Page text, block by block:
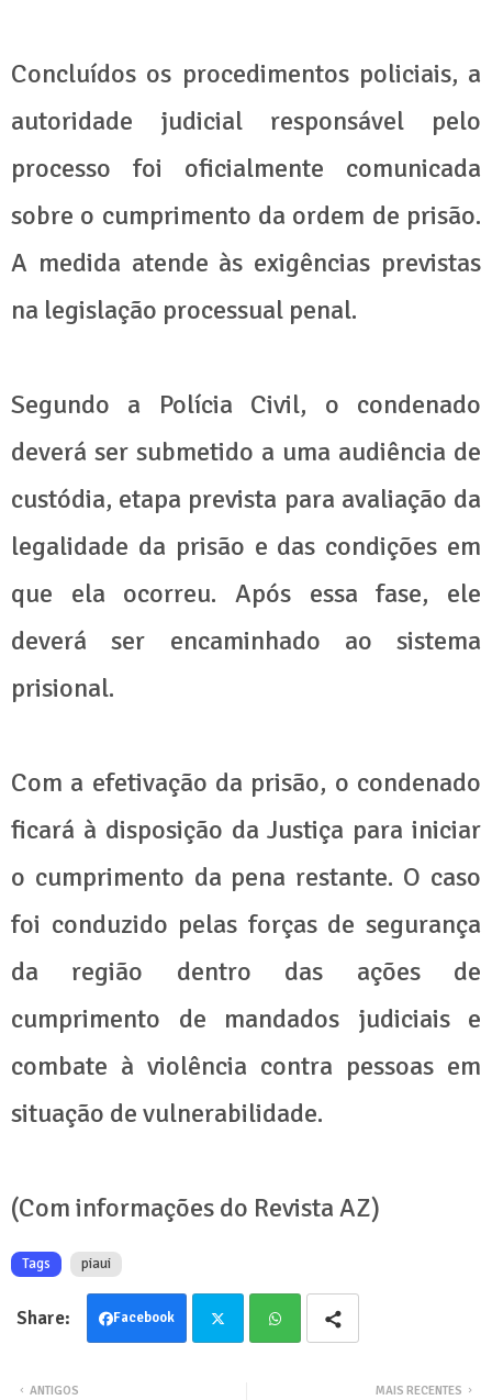
Concluídos os procedimentos policiais, a
autoridade judicial responsável pelo
processo foi oficialmente comunicada
sobre o cumprimento da ordem de prisão.
A medida atende às exigências previstas
na legislação processual penal.
Segundo a Polícia Civil, o condenado
deverá ser submetido a uma audiência de
custódia, etapa prevista para avaliação da
legalidade da prisão e das condições em
que ela ocorreu. Após essa fase, ele
deverá ser encaminhado ao sistema
prisional.
Com a efetivação da prisão, o condenado
ficará à disposição da Justiça para iniciar
o cumprimento da pena restante. O caso
foi conduzido pelas forças de segurança
da região dentro das ações de
cumprimento de mandados judiciais e
combate à violência contra pessoas em
situação de vulnerabilidade.
(Com informações do Revista AZ)
Tags piaui
Facebook
MAIS RECENTES
ANTIGOS